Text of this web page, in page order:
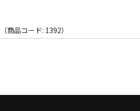
（商品コード: 1392）